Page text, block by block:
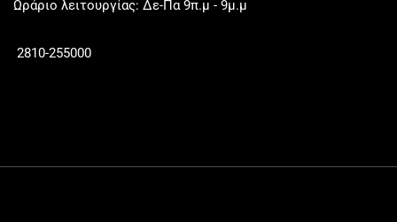
Ωράριο λειτουργίας: Δε-Πα 9π.μ - 9μ.μ
2810-255000